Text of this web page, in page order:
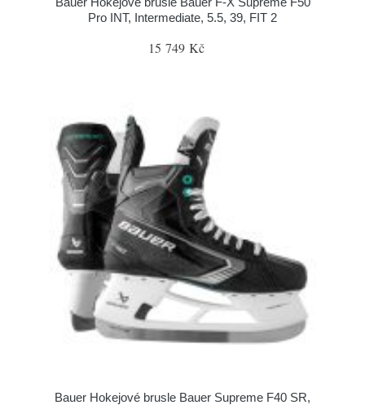
Pro INT, Intermediate, 5.5, 39, FIT 2
15 749 Kč
Bauer Hokejové brusle Bauer Supreme F40 SR,